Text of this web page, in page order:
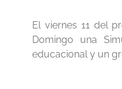
El viernes 11 del
Domingo una
educacional y un